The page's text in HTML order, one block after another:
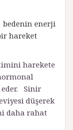
bedenin enerji
hareket
harekete
eder. Sinir
düşerek
daha rahat